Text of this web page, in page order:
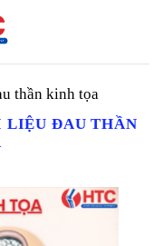
thần kinh tọa
LIỆU ĐAU THẦN